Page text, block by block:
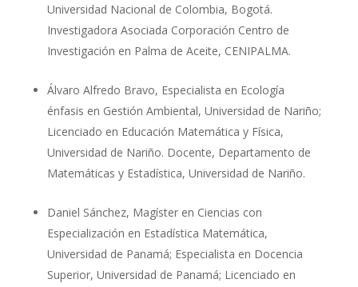
Universidad Nacional de Colombia, Bogotá.
Investigadora Asociada Corporación Centro de
Investigación en Palma de Aceite, CENIPALMA.
Álvaro Alfredo Bravo, Especialista en Ecología
énfasis en Gestión Ambiental, Universidad de Nariño;
Licenciado en Educación Matemática y Física,
Universidad de Nariño. Docente, Departamento de
Matemáticas y Estadística, Universidad de Nariño.
Daniel Sánchez, Magíster en Ciencias con
Especialización en Estadística Matemática,
Universidad de Panamá; Especialista en Docencia
Superior, Universidad de Panamá; Licenciado en